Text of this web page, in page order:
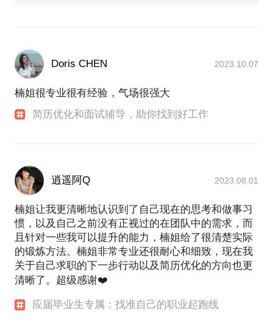
Doris CHEN 2023.10.07
楠姐很专业很有经验，气场很强大
简历优化和面试辅导，助你找到好工作
逍遥阿Q 2023.08.01
楠姐让我更清晰地认识到了自己现在的思考和做事习
惯，以及自己之前没有正视过的在团队中的需求，而
且针对一些我可以提升的能力，楠姐给了很清楚实际
的锻炼方法。楠姐非常专业还很耐心和细致，现在我
关于自己求职的下一步行动以及简历优化的方向也更
清晰了。超级感谢❤️
应届毕业生专属：找准自己的职业起跑线